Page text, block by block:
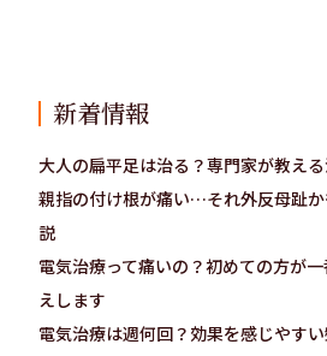
新着情報
大人の扁平足は治る？専門家が教え
親指の付け根が痛い…それ外反母趾
説
電気治療って痛いの？初めての方が
えします
電気治療は週何回？効果を感じやす